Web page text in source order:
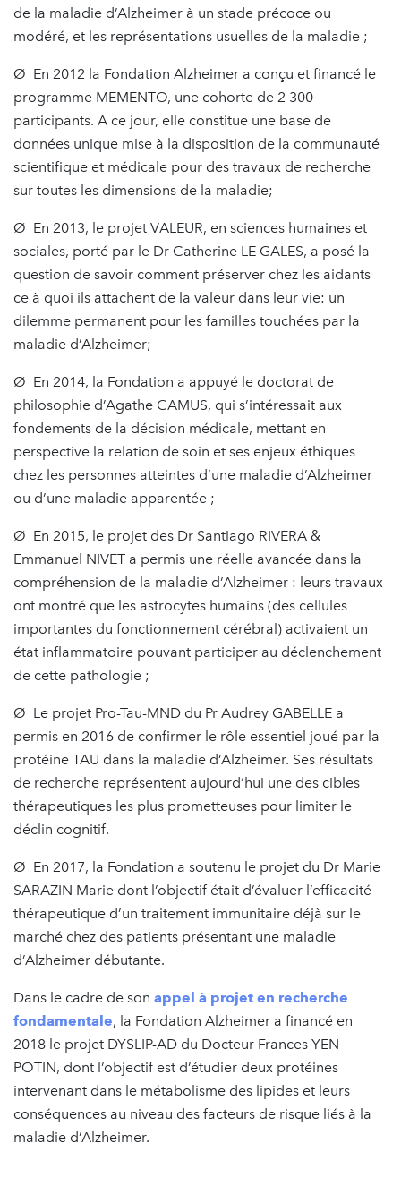
de la maladie d’Alzheimer à un stade précoce ou
modéré, et les représentations usuelles de la maladie ;
Ø En 2012 la Fondation Alzheimer a conçu et financé le
programme MEMENTO, une cohorte de 2 300
participants. A ce jour, elle constitue une base de
données unique mise à la disposition de la communauté
scientifique et médicale pour des travaux de recherche
sur toutes les dimensions de la maladie;
Ø En 2013, le projet VALEUR, en sciences humaines et
sociales, porté par le Dr Catherine LE GALES, a posé la
question de savoir comment préserver chez les aidants
ce à quoi ils attachent de la valeur dans leur vie: un
dilemme permanent pour les familles touchées par la
maladie d’Alzheimer;
Ø En 2014, la Fondation a appuyé le doctorat de
philosophie d’Agathe CAMUS, qui s’intéressait aux
fondements de la décision médicale, mettant en
perspective la relation de soin et ses enjeux éthiques
chez les personnes atteintes d’une maladie d’Alzheimer
ou d’une maladie apparentée ;
Ø En 2015, le projet des Dr Santiago RIVERA &
Emmanuel NIVET a permis une réelle avancée dans la
compréhension de la maladie d’Alzheimer : leurs travaux
ont montré que les astrocytes humains (des cellules
importantes du fonctionnement cérébral) activaient un
état inflammatoire pouvant participer au déclenchement
de cette pathologie ;
Ø Le projet Pro-Tau-MND du Pr Audrey GABELLE a
permis en 2016 de confirmer le rôle essentiel joué par la
protéine TAU dans la maladie d’Alzheimer. Ses résultats
de recherche représentent aujourd’hui une des cibles
thérapeutiques les plus prometteuses pour limiter le
déclin cognitif.
Ø En 2017, la Fondation a soutenu le projet du Dr Marie
SARAZIN Marie dont l’objectif était d’évaluer l’efficacité
thérapeutique d’un traitement immunitaire déjà sur le
marché chez des patients présentant une maladie
d’Alzheimer débutante.
Dans le cadre de son appel à projet en recherche
fondamentale, la Fondation Alzheimer a financé en
2018 le projet DYSLIP-AD du Docteur Frances YEN
POTIN, dont l’objectif est d’étudier deux protéines
intervenant dans le métabolisme des lipides et leurs
conséquences au niveau des facteurs de risque liés à la
maladie d’Alzheimer.